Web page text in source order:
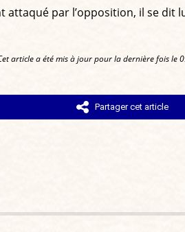
par l’opposition, il se dit
article a été mis à jour pour la dernière fois le
Partager cet article